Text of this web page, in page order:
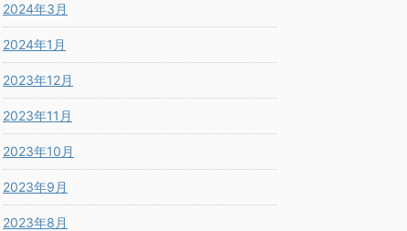
2024年3月
2024年1月
2023年12月
2023年11月
2023年10月
2023年9月
2023年8月